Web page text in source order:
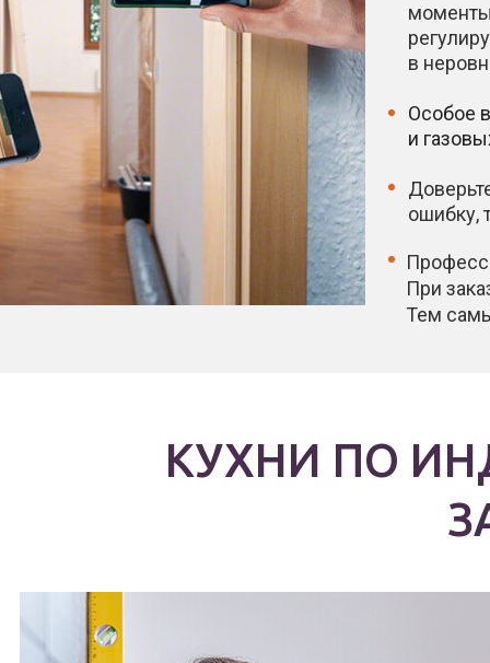
КУХНИ ПО
в
ошибку,
При
Тем
Особое
и